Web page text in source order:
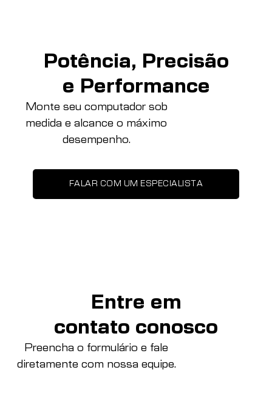
Potência, Precisão
e Performance
Monte seu computador sob
medida e alcance o máximo
desempenho.
FALAR COM UM ESPECIALISTA
Entre em
contato conosco
Preencha o formulário e fale
diretamente com nossa equipe.